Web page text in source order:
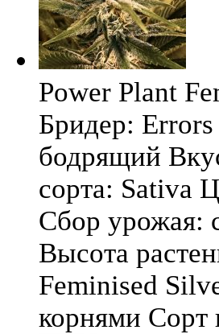
Power Plant
Бридер:
бодрящий
сорта: Sativa
Сбор урожая:
Высота
Feminised
корнями Сорт